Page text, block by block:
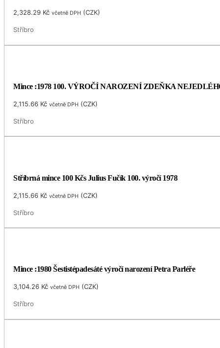
2,328.29 Kč včetně DPH (CZK)
Stříbro
Mince :1978 100. VÝROČÍ NAROZENÍ ZDEŇKA
2,115.66 Kč včetně DPH (CZK)
Stříbro
Stříbrná mince 100 Kčs Julius Fučík 100. výročí 1978
2,115.66 Kč včetně DPH (CZK)
Stříbro
Mince :1980 Šestistépadesáté výročí narození Petra Parléře
3,104.26 Kč včetně DPH (CZK)
Stříbro